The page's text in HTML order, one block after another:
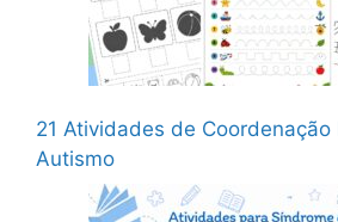
21 Atividades de Coordenação
Autismo